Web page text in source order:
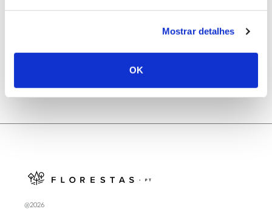
Mostrar detalhes
OK
Natureza e florestas procuram jovens voluntários
@2026